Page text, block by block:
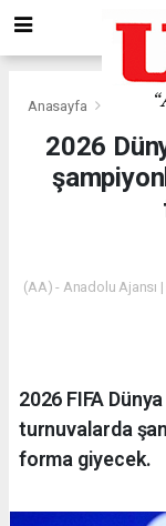
Anasayfa
2026
(AA) - Anadolu Ajansı
2026 FIFA
turnuvalarda
forma giyecek.